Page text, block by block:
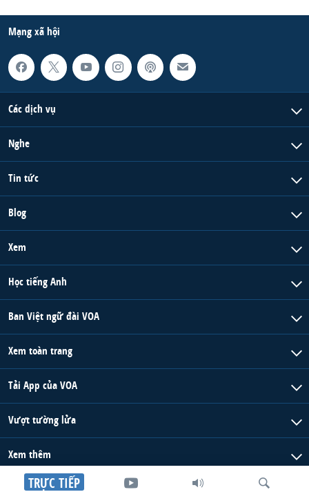
TRỰC TIẾP
Mạng xã hội
Các dịch vụ
Nghe
Tin tức
Blog
Xem
Học tiếng Anh
Ban Việt ngữ đài VOA
Xem toàn trang
Tải App của VOA
Vượt tường lửa
Xem thêm